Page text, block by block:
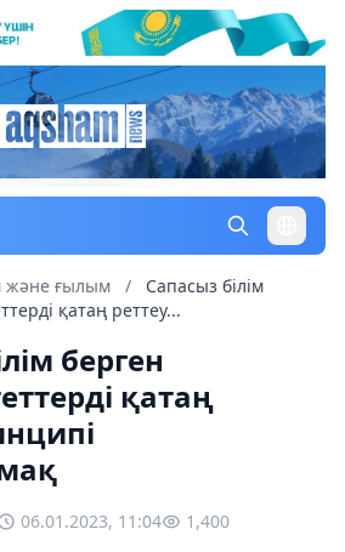
және ғылым /
Сапасыз білім
қатаң реттеу...
берген
қатаң
06.01.2023, 11:04 1,400